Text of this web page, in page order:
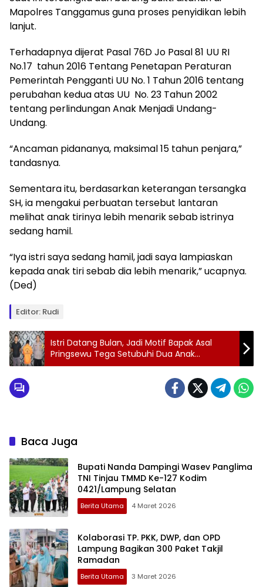
Mapolres Tanggamus guna proses penyidikan lebih
lanjut.
Terhadapnya dijerat Pasal 76D Jo Pasal 81 UU RI
No.17 tahun 2016 Tentang Penetapan Peraturan
Pemerintah Pengganti UU No. 1 Tahun 2016 tentang
perubahan kedua atas UU No. 23 Tahun 2002
tentang perlindungan Anak Menjadi Undang-
Undang.
“Ancaman pidananya, maksimal 15 tahun penjara,”
tandasnya.
Sementara itu, berdasarkan keterangan tersangka
SH, ia mengakui perbuatan tersebut lantaran
melihat anak tirinya lebih menarik sebab istrinya
sedang hamil.
“Iya istri saya sedang hamil, jadi saya lampiaskan
kepada anak tiri sebab dia lebih menarik,” ucapnya.
(Ded)
Editor: Rudi
Istri Datang Bulan, Jadi Motif Bapak Asal
Pringsewu Tega Setubuhi Dua Anak
Kandungnya
Baca Juga
Bupati Nanda Dampingi Wasev Panglima
TNI Tinjau TMMD Ke-127 Kodim
0421/Lampung Selatan
Berita Utama 4 Maret 2026
Kolaborasi TP. PKK, DWP, dan OPD
Lampung Bagikan 300 Paket Takjil
Ramadan
Berita Utama 3 Maret 2026